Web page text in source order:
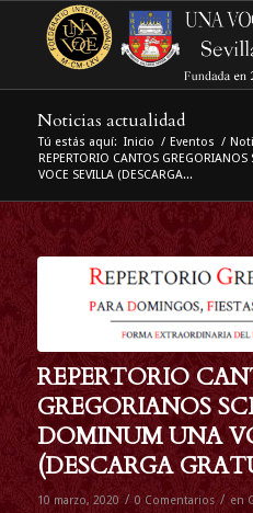
Noticias actualidad
Tú estás aquí: Inicio / Eventos /
REPERTORIO CANTOS
VOCE SEVILLA (DESCARGA...
REPERTORIO
GREGORIANOS
DOMINUM UNA
(DESCARGA
10 marzo, 2020 / 0 Comentarios / en